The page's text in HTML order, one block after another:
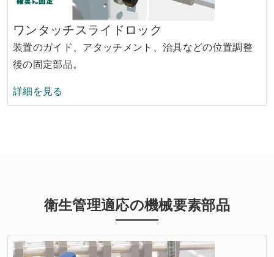
ワンタッチスライドロック
装置のガイド、アタッチメント、治具などの位置調整
後の固定部品。
ワンタッチスライドロックシリーズの
詳細を見る
衛生管理適応の機械要素部品